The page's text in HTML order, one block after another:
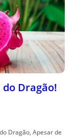
Dragão!
Dragão, Apesar de